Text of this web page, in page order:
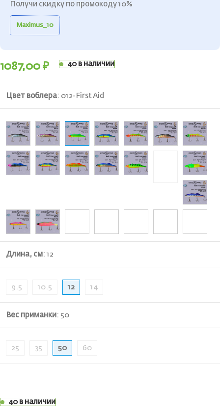
Получи скидку по промокоду 10%
Maximus_10
1087,00 ₽ 40 в наличии
Цвет воблера: 012-First Aid
Длина, см: 12
9.5 10.5 12 14
Вес приманки: 50
25 35 50 60
40 в наличии